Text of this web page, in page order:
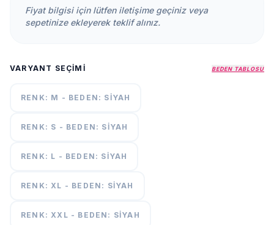
KURUMSAL
KAMPANYALAR
ŞARTLARI
+90
296 12
Fiyat bilgisi için lütfen iletişime geçiniz veya
sepetinize ekleyerek teklif alınız.
VARYANT SEÇIMI BEDEN TABLOSU
RENK: M - BEDEN: SIYAH
RENK: S - BEDEN: SIYAH
RENK: L - BEDEN: SIYAH
RENK: XL - BEDEN: SIYAH
RENK: XXL - BEDEN: SIYAH